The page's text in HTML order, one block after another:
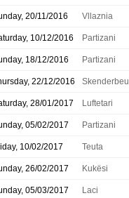
20/11/2016 Vllaznia
10/12/2016 Partizani
18/12/2016 Partizani
22/12/2016 Skenderbeu
28/01/2017 Luftetari
05/02/2017 Partizani
10/02/2017 Teuta
26/02/2017 Kukësi
05/03/2017 Laci